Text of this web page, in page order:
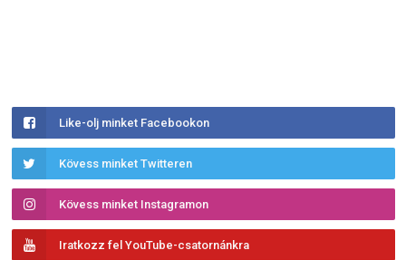
Like-olj minket Facebookon
Kövess minket Twitteren
Kövess minket Instagramon
Iratkozz fel YouTube-csatornánkra